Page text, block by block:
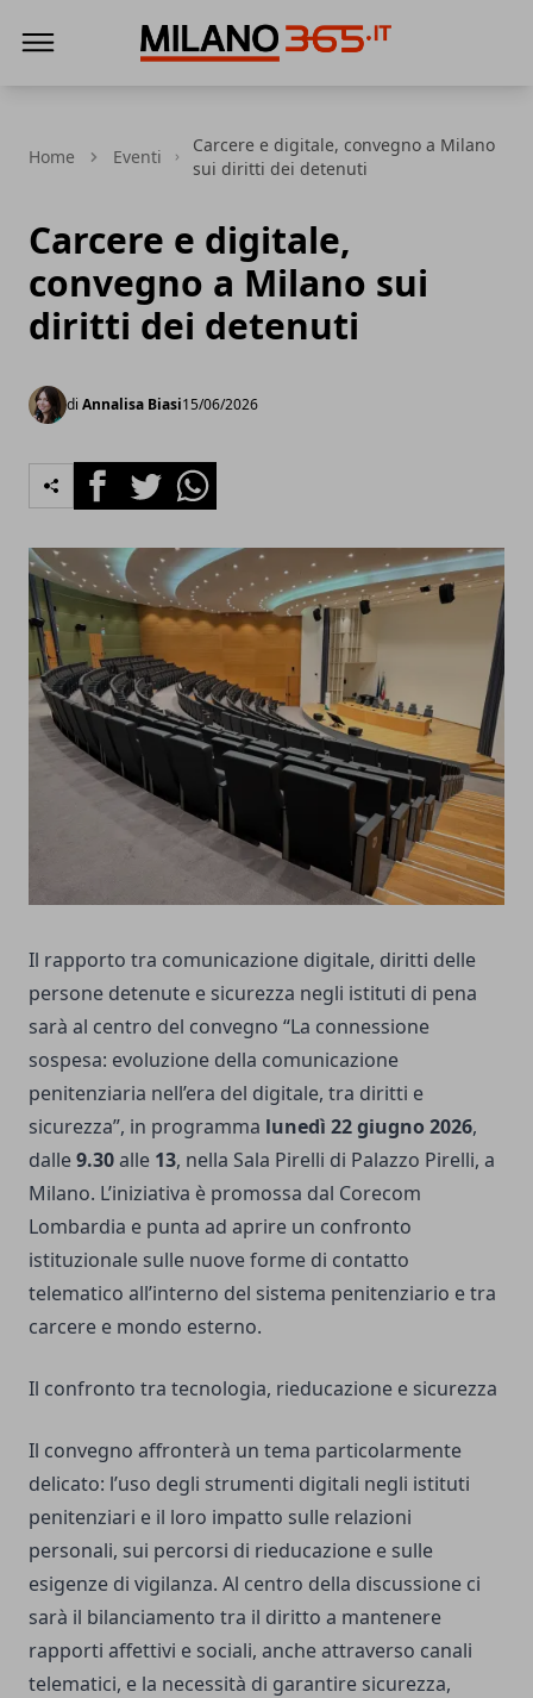
Home Eventi
Carcere e digitale, convegno a Milano
sui diritti dei detenuti
Carcere e digitale,
convegno a Milano sui
diritti dei detenuti
di Annalisa Biasi15/06/2026
FacebookTwitterWhatsapp
Il rapporto tra comunicazione digitale, diritti delle
persone detenute e sicurezza negli istituti di pena
sarà al centro del convegno “La connessione
sospesa: evoluzione della comunicazione
penitenziaria nell’era del digitale, tra diritti e
sicurezza”, in programma lunedì 22 giugno 2026,
dalle9.30alle 13, nella Sala Pirelli di Palazzo Pirelli, a
Milano. L’iniziativa è promossa dal Corecom
Lombardia e punta ad aprire un confronto
istituzionale sulle nuove forme di contatto
telematico all’interno del sistema penitenziario e tra
carcere e mondo esterno.
Il confronto tra tecnologia, rieducazione e sicurezza
Il convegno affronterà un tema particolarmente
delicato: l’uso degli strumenti digitali negli istituti
penitenziari e il loro impatto sulle relazioni
personali, sui percorsi di rieducazione e sulle
esigenze di vigilanza. Al centro della discussione ci
sarà il bilanciamento tra il diritto a mantenere
rapporti affettivi e sociali, anche attraverso canali
telematici, e la necessità di garantire sicurezza,